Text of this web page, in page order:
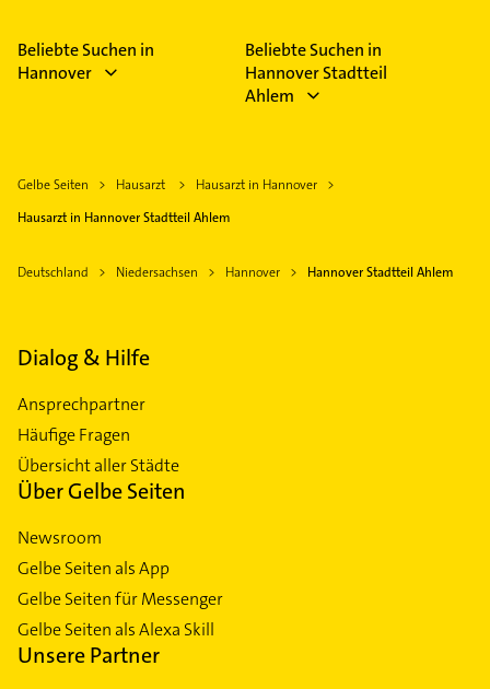
Beliebte Suchen in
Hannover
Beliebte Suchen in
Hannover Stadtteil
Ahlem
Gelbe Seiten Hausarzt
Hausarzt in Hannover
Hausarzt in Hannover Stadtteil Ahlem
Deutschland Niedersachsen Hannover Hannover Stadtteil Ahlem
Dialog & Hilfe
Ansprechpartner
Häufige Fragen
Übersicht aller Städte
Über Gelbe Seiten
Newsroom
Gelbe Seiten als App
Gelbe Seiten für Messenger
Gelbe Seiten als Alexa Skill
Unsere Partner